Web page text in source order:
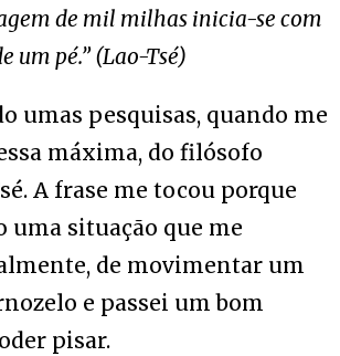
de mil milhas inicia-se com
um pé.” (Lao-Tsé)
umas pesquisas, quando me
máxima, do filósofo
A frase me tocou porque
uma situação que me
de movimentar um
e passei um bom
pisar.